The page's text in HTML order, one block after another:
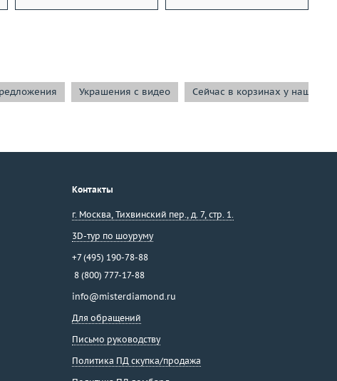
Украшения с видео Сейчас в корзинах у наших
Контакты
г. Москва, Тихвинский пер., д. 7, стр. 1.
3D-тур по шоуруму
+7 (495) 190-78-88
8 (800) 777-17-88
info@misterdiamond.ru
Для обращений
Письмо руководству
Политика ПД скупка/продажа